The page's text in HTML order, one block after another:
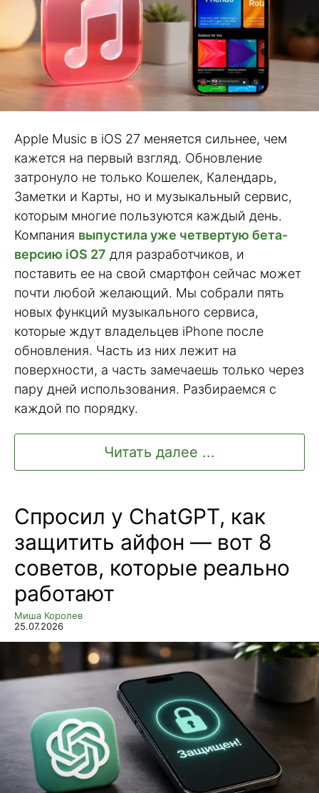
Apple Music в iOS 27 меняется сильнее, чем
кажется на первый взгляд. Обновление
затронуло не только Кошелек, Календарь,
Заметки и Карты, но и музыкальный сервис,
которым многие пользуются каждый день.
Компания выпустила уже четвертую бета-
версию iOS 27 для разработчиков, и
поставить ее на свой смартфон сейчас может
почти любой желающий. Мы собрали пять
новых функций музыкального сервиса,
которые ждут владельцев iPhone после
обновления. Часть из них лежит на
поверхности, а часть замечаешь только через
пару дней использования. Разбираемся с
каждой по порядку.
Читать далее ...
Спросил у ChatGPT, как
защитить айфон — вот 8
советов, которые реально
работают
Миша Королев
25.07.2026